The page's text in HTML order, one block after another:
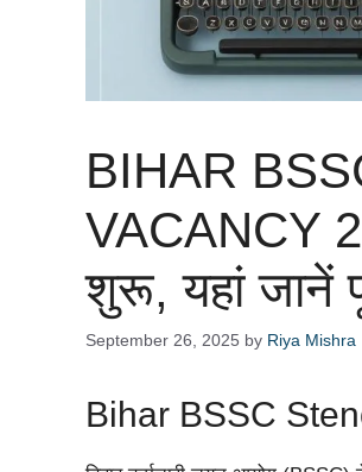
BIHAR
VACANCY
शुरू, यहां जानें
September 26, 2025 by Riya Mishra
Bihar BSSC